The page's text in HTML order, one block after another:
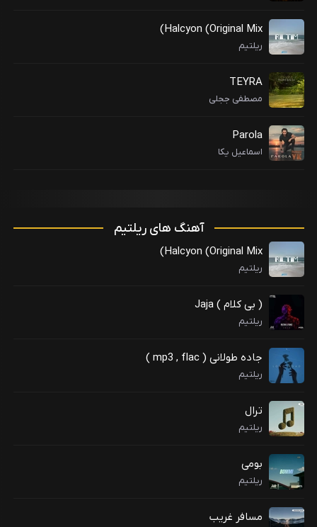
Halcyon (Original Mix)
ریلتیم
TEYRA
مصطفی ججلی
Parola
اسماعیل یکا
آهنگ های ریلتیم
Halcyon (Original Mix)
ریلتیم
( بی کلام ) Jaja
ریلتیم
جاده طولانی ( mp3 , flac )
ریلتیم
ترال
ریلتیم
بومی
ریلتیم
مسافر غریب